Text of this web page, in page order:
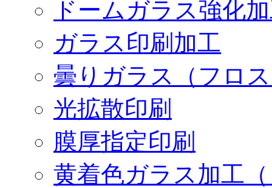
ドームガラス強化
ガラス印刷加工
曇りガラス（フロ
光拡散印刷
膜厚指定印刷
黄着色ガラス加工